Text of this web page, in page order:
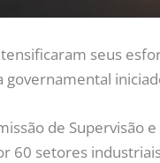
seus
de Supervisão
60 setores